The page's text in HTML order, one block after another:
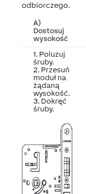
odbiorczego.
A)
Dostosuj
wysokość
1. Poluzuj
śruby.
2. Przesuń
moduł na
żądaną
wysokość.
3. Dokręć
śruby.